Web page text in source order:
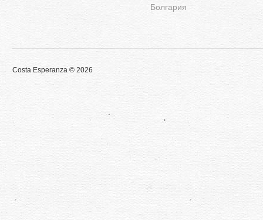
Болгария
Costa Esperanza © 2026